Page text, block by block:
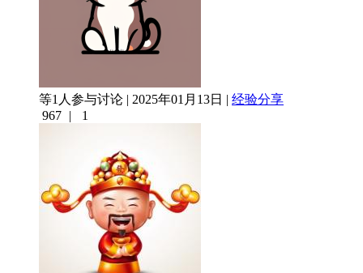
等1人参与讨论 | 2025年01月13日 | 经验分享
967 | 1